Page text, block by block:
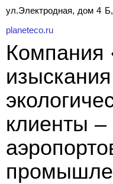
ул.Электродная, дом 4 Б,
planeteco.ru
Компания
клиенты